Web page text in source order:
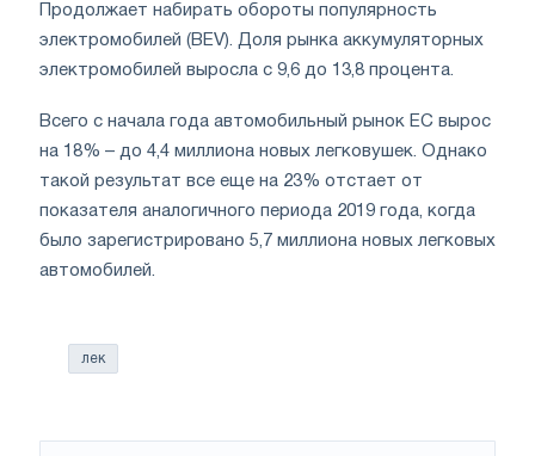
Продолжает набирать обороты популярность
электромобилей (BEV). Доля рынка аккумуляторных
электромобилей выросла с 9,6 до 13,8 процента.
Всего с начала года автомобильный рынок ЕС вырос
на 18% – до 4,4 миллиона новых легковушек. Однако
такой результат все еще на 23% отстает от
показателя аналогичного периода 2019 года, когда
было зарегистрировано 5,7 миллиона новых легковых
автомобилей.
лек